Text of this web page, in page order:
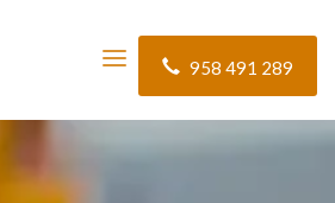
958 491 289